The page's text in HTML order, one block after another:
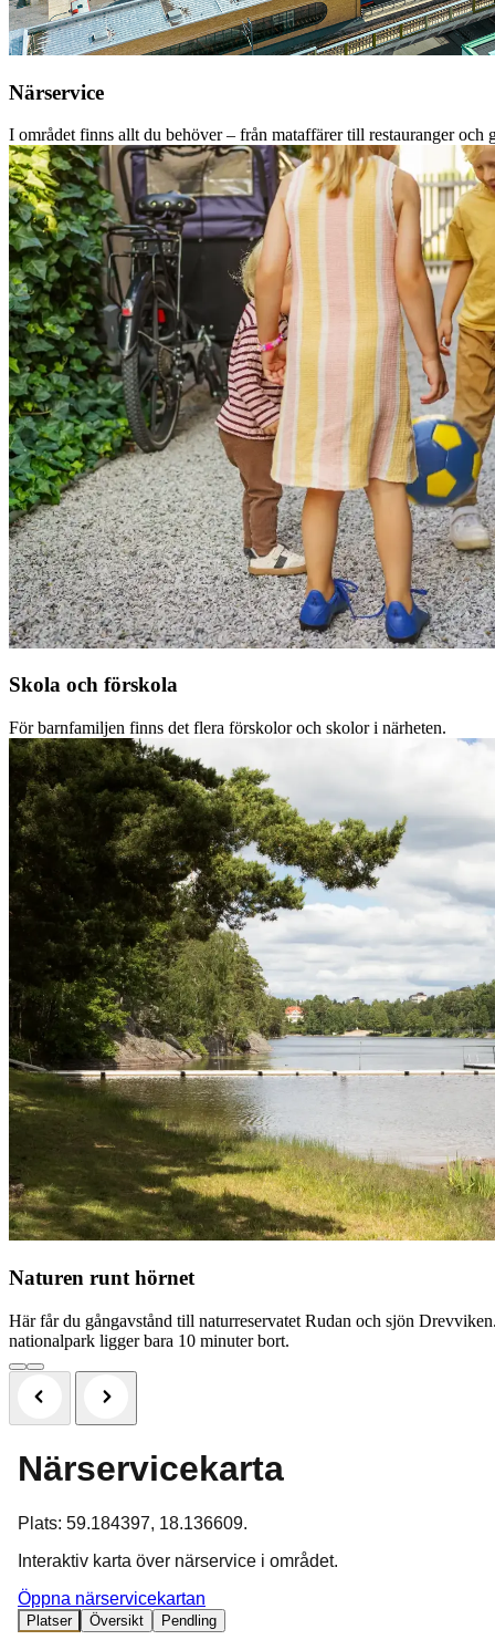
Närservice
I området finns allt du behöver – från mataffärer till restauranger och
Skola och förskola
För barnfamiljen finns det flera förskolor och skolor i närheten.
Naturen runt hörnet
Här får du gångavstånd till naturreservatet Rudan och sjön
nationalpark ligger bara 10 minuter bort.